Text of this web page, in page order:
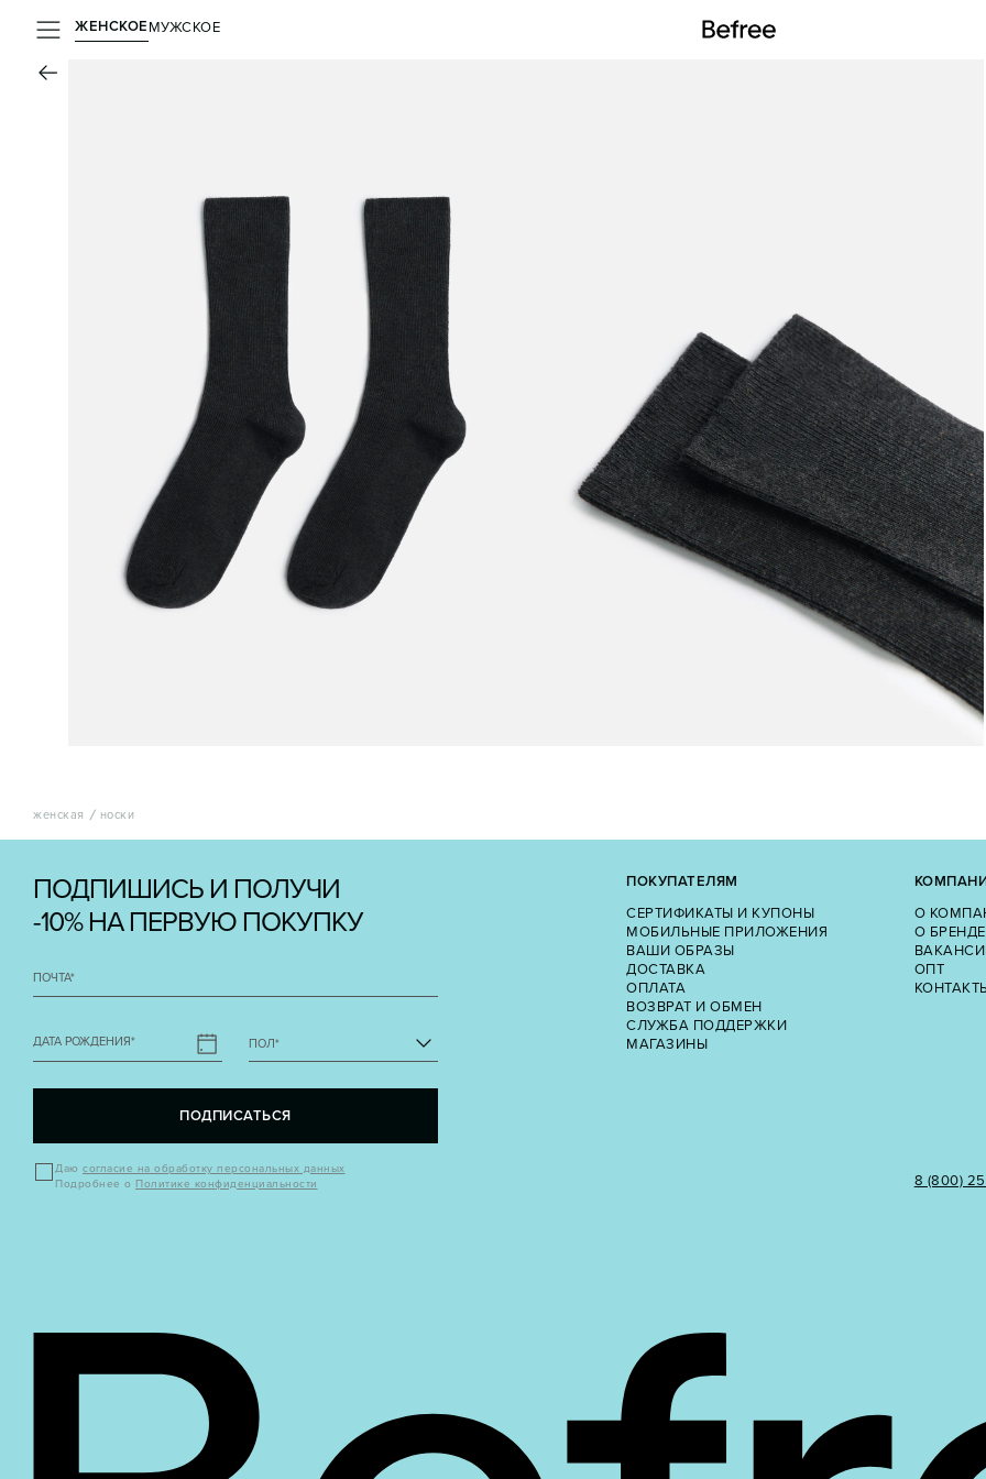
ЖЕНСКОЕМУЖСКОЕ
женская носки
ПОДПИШИСЬ И ПОЛУЧИ
-10% НА ПЕРВУЮ ПОКУПКУ
ПОЧТА*
ДАТА РОЖДЕНИЯ* ПОЛ*
ПОДПИСАТЬСЯ
Даю согласие на обработку персональных данных
Подробнее о Политике конфиденциальности
ПОКУПАТЕЛЯМ
СЕРТИФИКАТЫ И КУПОНЫ
МОБИЛЬНЫЕ ПРИЛОЖЕНИЯ
ВАШИ ОБРАЗЫ
ДОСТАВКА
ОПЛАТА
ВОЗВРАТ И ОБМЕН
СЛУЖБА ПОДДЕРЖКИ
МАГАЗИНЫ
О
О БРЕНДЕ
ОПТ
8 (800)